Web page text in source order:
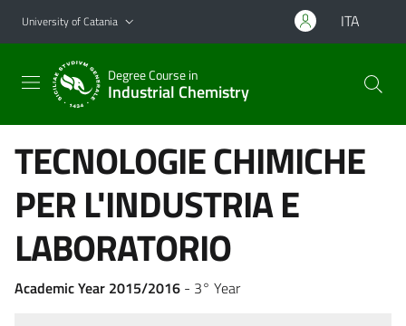
Go to main content
Go to navigation menu
University of Catania ITA
Degree Course in
Industrial Chemistry
TECNOLOGIE CHIMICHE
PER L'INDUSTRIA E
LABORATORIO
Academic Year 2015/2016 - 3° Year